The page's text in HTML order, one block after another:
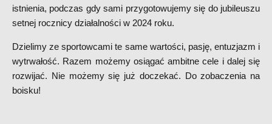
istnienia, podczas gdy sami przygotowujemy się do jubileuszu
setnej rocznicy działalności w 2024 roku.
Dzielimy ze sportowcami te same wartości, pasję, entuzjazm i
wytrwałość. Razem możemy osiągać ambitne cele i dalej się
rozwijać. Nie możemy się już doczekać. Do zobaczenia na
boisku!